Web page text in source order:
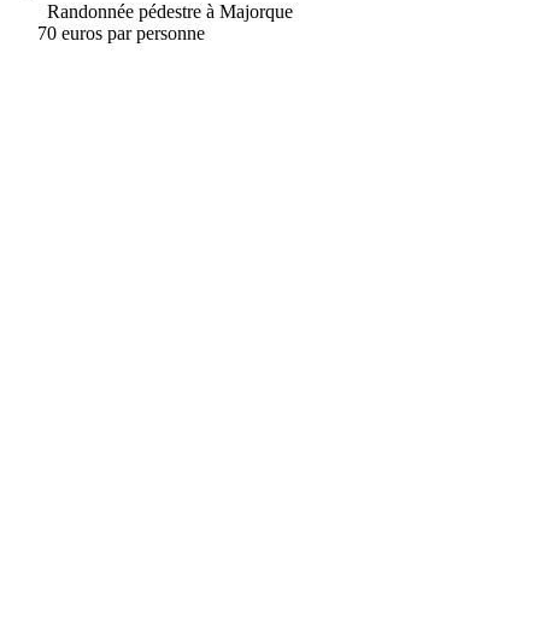
Randonnée pédestre à Majorque
70 euros par personne